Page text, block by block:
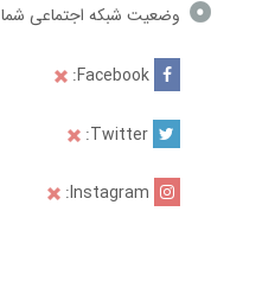
وضعیت شبکه اجتماعی شما